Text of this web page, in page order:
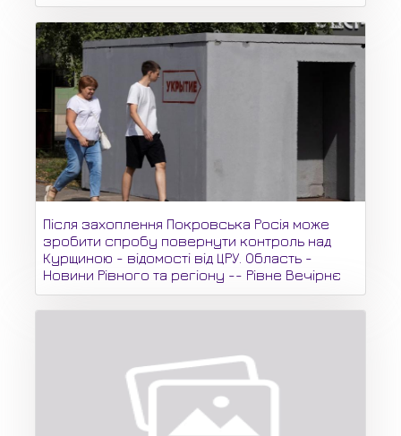
Після захоплення Покровська Росія може
зробити спробу повернути контроль над
Курщиною - відомості від ЦРУ. Область -
Новини Рівного та регіону -- Рівне Вечірнє